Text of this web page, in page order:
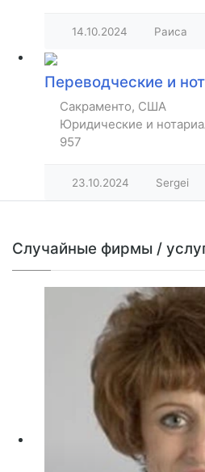
14.10.2024 Раиса
Переводческие и
Сакраменто, США
Юридические и
957
23.10.2024 Sergei
Случайные фирмы /